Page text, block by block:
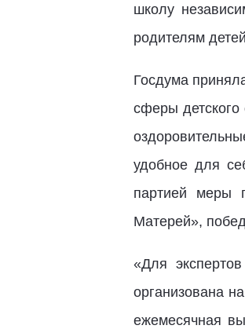
школу
родителям
Госдума
сферы детского
удобное для
партией меры
Матерей»,
«Для
организована
ежемесячная